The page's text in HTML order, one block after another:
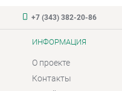
+7 (343) 382-20-86
ИНФОРМАЦИЯ
О проекте
Контакты